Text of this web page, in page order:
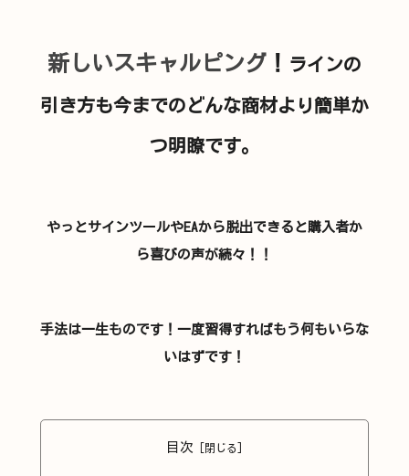
新しいスキャルピング ！ ラインの
引き方も今までのどんな商材より簡単か
つ明瞭です。
やっとサインツールやEAから脱出できると購入者か
ら喜びの声が続々！！
手法は一生ものです！一度習得すればもう何もいらな
いはずです！
目次